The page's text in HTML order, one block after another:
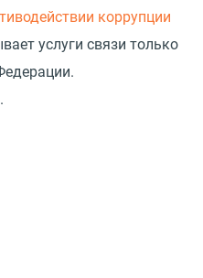
коррупции
услуги связи только